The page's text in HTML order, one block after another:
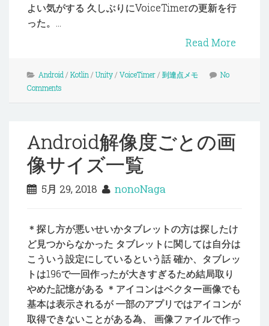
よい気がする 久しぶりにVoiceTimerの更新を行
った。...
Read More
Android/ Kotlin/ Unity/ VoiceTimer/ 到達点メモ
No
Comments
Android解像度ごとの画
像サイズ一覧
5月 29, 2018 nonoNaga
＊探し方が悪いせいかタブレットの方は探したけ
ど見つからなかった タブレットに関しては自分は
こういう設定にしているという話 確か、タブレッ
トは196で一回作ったが大きすぎるため結局取り
やめた記憶がある ＊アイコンはベクター画像でも
基本は表示されるが 一部のアプリではアイコンが
取得できないことがある為、 画像ファイルで作っ